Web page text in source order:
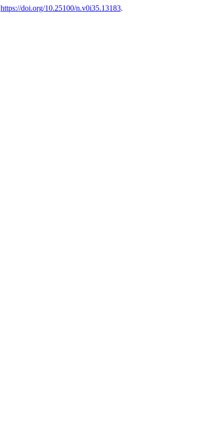
https://doi.org/10.25100/n.v0i35.13183.